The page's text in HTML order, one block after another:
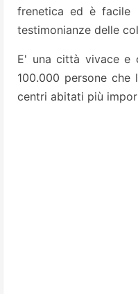
frenetica ed è facile
testimonianze delle
E' una città vivace e
100.000 persone
centri abitati più